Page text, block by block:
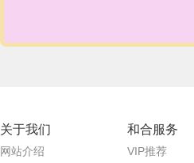
关于我们
网站介绍
和合服务
VIP推荐